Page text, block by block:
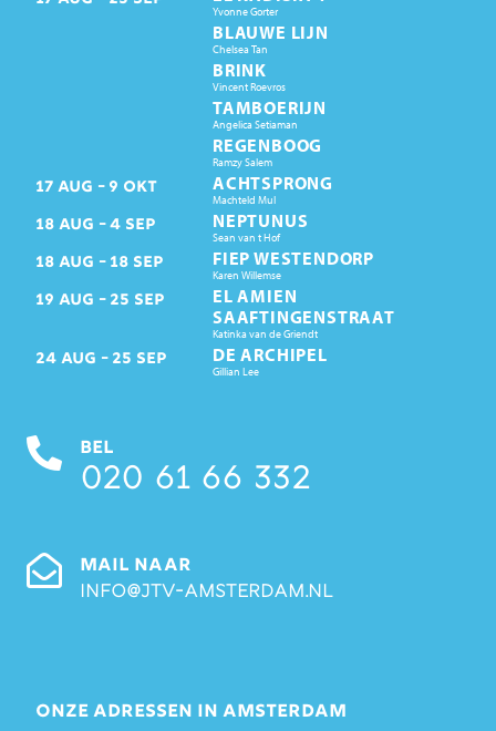
Yvonne Gorter
BLAUWE LIJN
Chelsea Tan
BRINK
Vincent Roevros
TAMBOERIJN
Angelica Setiaman
REGENBOOG
Ramzy Salem
17 AUG 9 OKT ACHTSPRONG
Machteld Mul
18 AUG 4 SEP NEPTUNUS
Sean van t Hof
18 AUG 18 SEP FIEP WESTENDORP
Karen Willemse
19 AUG 25 SEP
EL AMIEN
SAAFTINGENSTRAAT
Katinka van de Griendt
24 AUG 25 SEP DE ARCHIPEL
Gillian Lee
BEL
020 61 66 332
MAIL NAAR
info@jtv-amsterdam.nl
ONZE ADRESSEN IN AMSTERDAM